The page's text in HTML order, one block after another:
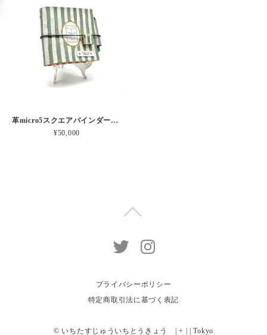
革micro5スクエアバインダー手帳 “ メロン・イチゴシェイク 昼下がりのお茶会” 本革
¥50,000
プライバシーポリシー
特定商取引法に基づく表記
© いちたすじゅういちとうきょう | + | | Tokyo